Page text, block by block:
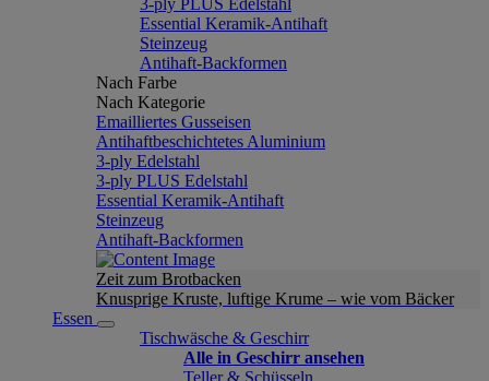
3-ply PLUS Edelstahl
Essential Keramik-Antihaft
Steinzeug
Antihaft-Backformen
Nach Farbe
Nach Kategorie
Emailliertes Gusseisen
Antihaftbeschichtetes Aluminium
3-ply Edelstahl
3-ply PLUS Edelstahl
Essential Keramik-Antihaft
Steinzeug
Antihaft-Backformen
Zeit zum Brotbacken
Knusprige Kruste, luftige Krume – wie vom Bäcker
Essen
Tischwäsche & Geschirr
Alle in Geschirr ansehen
Teller & Schüsseln